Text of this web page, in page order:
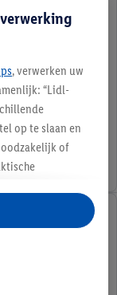
, verwerken uw
“Lidl-
op te slaan en
of
bieden. Als u
voor deze
in de